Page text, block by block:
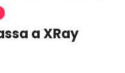
a XRay